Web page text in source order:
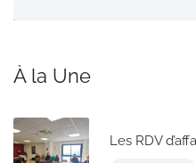
À la Une
Les RDV